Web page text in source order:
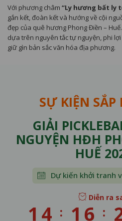
Với phương châm “Ly hương bất ly
gắn kết, đoàn kết và hướng về cội
đẹp của quê hương Phong Điền –
dựa trên nguyên tắc tự nguyện, phi
giữ gìn bản sắc văn hóa địa phương.
SỰ KIỆN
HỌP MẶT HĐH
HUẾ
Dự kiến
Ngày
16
Giờ